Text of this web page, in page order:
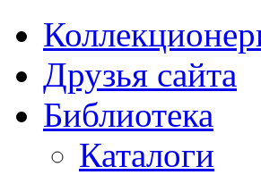
Друзья сайта
Библиотека
Каталоги